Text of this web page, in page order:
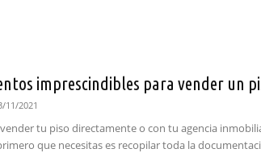
imprescindibles para vender un
11/2021
tu piso directamente o con tu agencia
que necesitas es recopilar toda la